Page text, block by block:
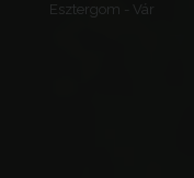
Esztergom - Vár